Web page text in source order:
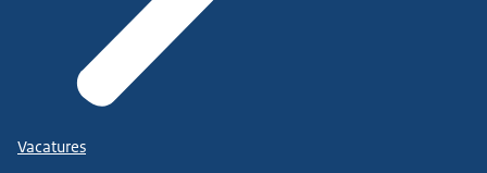
Vacatures